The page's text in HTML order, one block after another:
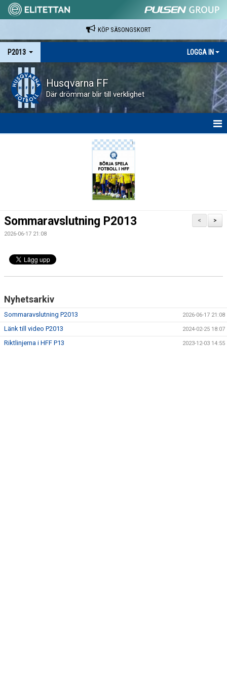
KÖP SÄSONGSKORT
P2013 LOGGA IN
Husqvarna FF
Där drömmar blir till verklighet
SPELARE & LEDARE
BILDGALLERI
DOKUMENT
>
<
Sommaravslutning P2013
2026-06-17 21:08
Nyhetsarkiv
Sommaravslutning P2013 2026-06-17 21:08
Länk till video P2013 2024-02-25 18:07
Riktlinjerna i HFF P13 2023-12-03 14:55